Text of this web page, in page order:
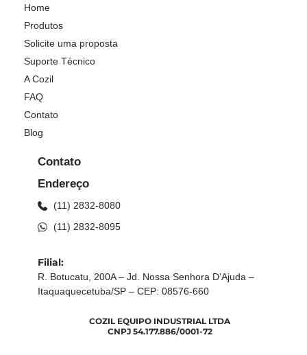
Home
Produtos
Solicite uma proposta
Suporte Técnico
A Cozil
FAQ
Contato
Blog
Contato
Endereço
(11) 2832-8080
(11) 2832-8095
Filial:
R. Botucatu, 200A – Jd. Nossa Senhora D’Ajuda –
Itaquaquecetuba/SP – CEP: 08576-660
COZIL EQUIPO INDUSTRIAL LTDA
CNPJ 54.177.886/0001-72